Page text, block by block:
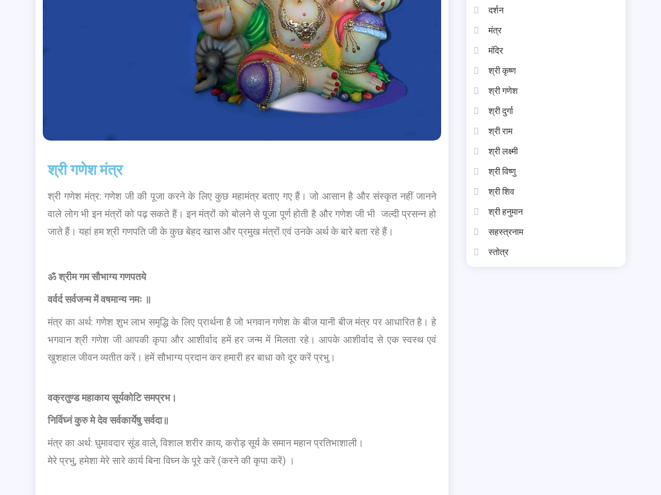
श्री गणेश मंत्र
श्री गणेश मंत्र: गणेश जी की पूजा करने के लिए कुछ महामंत्र बताए गए हैं। जो आसान है और संस्कृत नहीं जानने
वाले लोग भी इन मंत्रों को पढ़ सकते हैं। इन मंत्रों को बोलने से पूजा पूर्ण होती है और गणेश जी भी जल्दी प्रसन्न हो
जाते हैं। यहां हम श्री गणपति जी के कुछ बेहद खास और प्रमुख मंत्रों एवं उनके अर्थ के बारे बता रहे हैं।
ॐ श्रीम गम सौभाग्य गणपतये
वर्वर्द सर्वजन्म में वषमान्य नमः ॥
मंत्र का अर्थ: गणेश शुभ लाभ समृद्धि के लिए प्रार्थना है जो भगवान गणेश के बीज यानी बीज मंत्र पर आधारित है। हे
भगवान श्री गणेश जी आपकी कृपा और आशीर्वाद हमें हर जन्म में मिलता रहे। आपके आशीर्वाद से एक स्वस्थ एवं
खुशहाल जीवन व्यतीत करें। हमें सौभाग्य प्रदान कर हमारी हर बाधा को दूर करें प्रभु।
वक्रतुण्ड महाकाय सूर्यकोटि समप्रभ।
निर्विघ्नं कुरु मे देव सर्वकार्येषु सर्वदा॥
मंत्र का अर्थ: घुमावदार सूंड वाले, विशाल शरीर काय, करोड़ सूर्य के समान महान प्रतिभाशाली।
मेरे प्रभु, हमेशा मेरे सारे कार्य बिना विघ्न के पूरे करें (करने की कृपा करें) ।
दर्शन
मंत्र
मंदिर
श्री कृष्ण
श्री गणेश
श्री दुर्गा
श्री राम
श्री लक्ष्मी
श्री विष्णु
श्री शिव
श्री हनुमान
सहस्त्रनाम
स्तोत्र